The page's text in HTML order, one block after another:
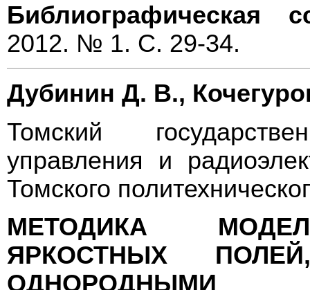
Библиографическая
2012. № 1. С. 29-34.
Дубинин Д. В.,
Томский
управления и
Томского
МЕТОДИКА
ЯРКОСТНЫХ